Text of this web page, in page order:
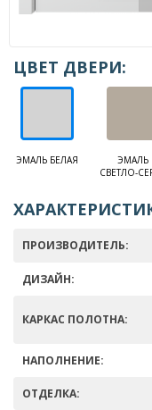
ЦВЕТ ДВЕРИ:
ЭМАЛЬ БЕЛАЯ
ЭМАЛЬ
СВЕТЛО-
ПРОИЗВОДИТЕЛЬ:
ДИЗАЙН:
КАРКАС ПОЛОТНА:
НАПОЛНЕНИЕ:
ОТДЕЛКА: